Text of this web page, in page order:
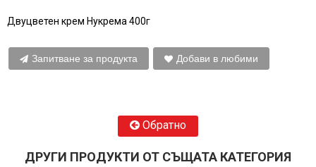
Двуцветен крем Нукрема 400г
Запитване за продукта Добави в любими
Обратно
ДРУГИ ПРОДУКТИ ОТ СЪЩАТА КАТЕГОРИЯ